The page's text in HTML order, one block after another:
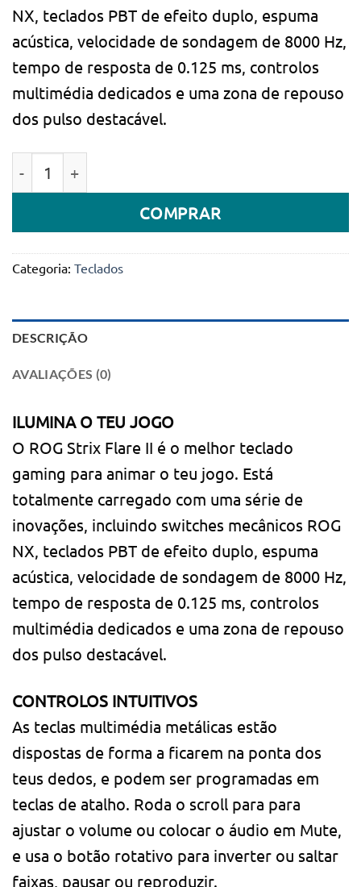
NX, teclados PBT de efeito duplo, espuma
acústica, velocidade de sondagem de 8000 Hz,
tempo de resposta de 0.125 ms, controlos
multimédia dedicados e uma zona de repouso
dos pulso destacável.
COMPRAR
Categoria: Teclados
DESCRIÇÃO
AVALIAÇÕES (0)
ILUMINA O TEU JOGO
O ROG Strix Flare II é o melhor teclado
gaming para animar o teu jogo. Está
totalmente carregado com uma série de
inovações, incluindo switches mecânicos ROG
NX, teclados PBT de efeito duplo, espuma
acústica, velocidade de sondagem de 8000 Hz,
tempo de resposta de 0.125 ms, controlos
multimédia dedicados e uma zona de repouso
dos pulso destacável.
CONTROLOS INTUITIVOS
As teclas multimédia metálicas estão
dispostas de forma a ficarem na ponta dos
teus dedos, e podem ser programadas em
teclas de atalho. Roda o scroll para para
ajustar o volume ou colocar o áudio em Mute,
e usa o botão rotativo para inverter ou saltar
faixas, pausar ou reproduzir.